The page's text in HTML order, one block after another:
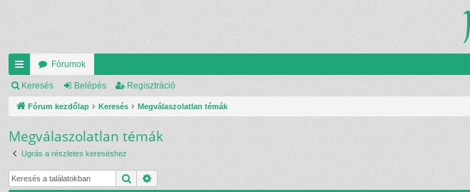
yo
rs
ke
k
Fórumok
Keresés Belépés Regisztráció
Fórum kezdőlap Keresés Megválaszolatlan témák
Megválaszolatlan témák
Ugrás a részletes kereséshez
Keresés